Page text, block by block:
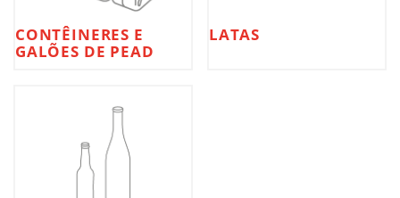
CONTÊINERES E
GALÕES DE PEAD
LATAS